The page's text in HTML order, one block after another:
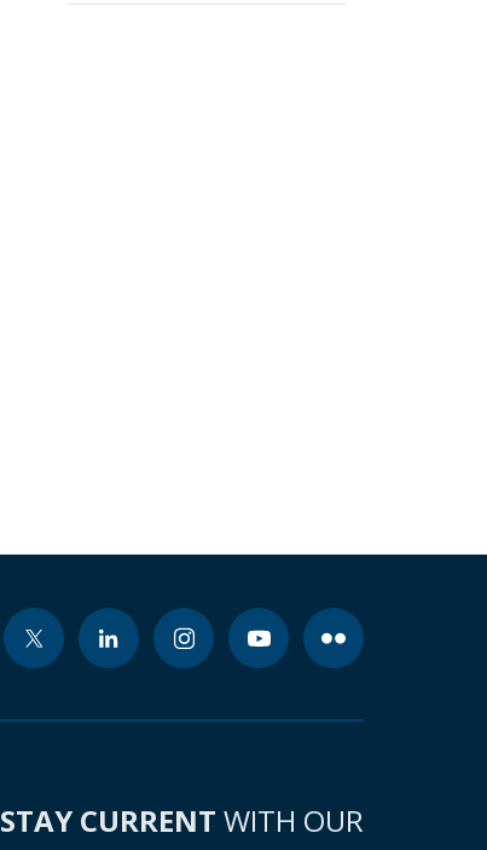
STAY CURRENT WITH OUR